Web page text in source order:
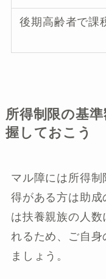
後期高齢者で課
所得制限の基
握しておこう
マル障には所得
得がある方は助
は扶養親族の人
れるため、ご自
ましょう。